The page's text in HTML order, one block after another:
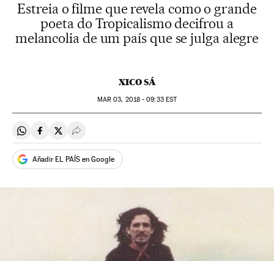
Estreia o filme que revela como o grande
poeta do Tropicalismo decifrou a
melancolia de um país que se julga alegre
XICO SÁ
MAR 03, 2018 - 09:33EST
Compartir en Whatsapp
Compartir en Facebook
Compartir en Twitter
Desplegar Redes Sociales
Añadir EL PAÍS en Google